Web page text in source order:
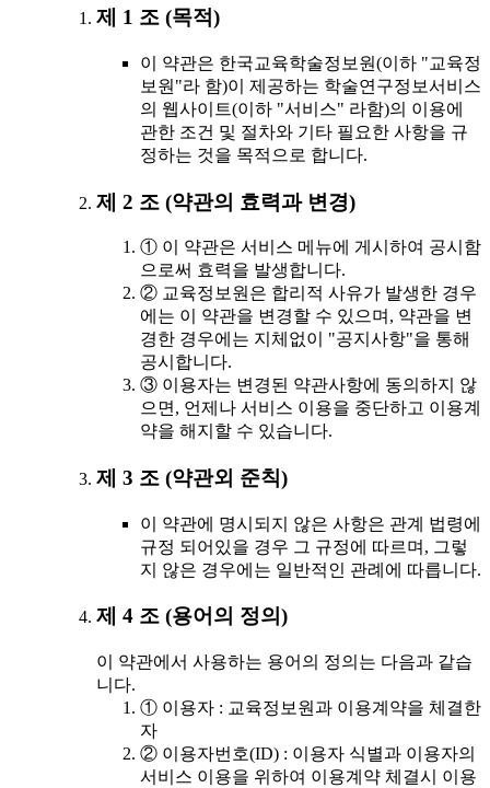
제 1 조 (목적)
이 약관은 한국교육학술정보원(이하 "교육정
보원"라 함)이 제공하는 학술연구정보서비스
의 웹사이트(이하 "서비스" 라함)의 이용에
관한 조건 및 절차와 기타 필요한 사항을 규
정하는 것을 목적으로 합니다.
제 2 조 (약관의 효력과 변경)
① 이 약관은 서비스 메뉴에 게시하여 공시함
으로써 효력을 발생합니다.
② 교육정보원은 합리적 사유가 발생한 경우
에는 이 약관을 변경할 수 있으며, 약관을 변
경한 경우에는 지체없이 "공지사항"을 통해
공시합니다.
③ 이용자는 변경된 약관사항에 동의하지 않
으면, 언제나 서비스 이용을 중단하고 이용계
약을 해지할 수 있습니다.
제 3 조 (약관외 준칙)
이 약관에 명시되지 않은 사항은 관계 법령에
규정 되어있을 경우 그 규정에 따르며, 그렇
지 않은 경우에는 일반적인 관례에 따릅니다.
제 4 조 (용어의 정의)
이 약관에서 사용하는 용어의 정의는 다음과 같습
니다.
① 이용자 : 교육정보원과 이용계약을 체결한
자
② 이용자번호(ID) : 이용자 식별과 이용자의
서비스 이용을 위하여 이용계약 체결시 이용